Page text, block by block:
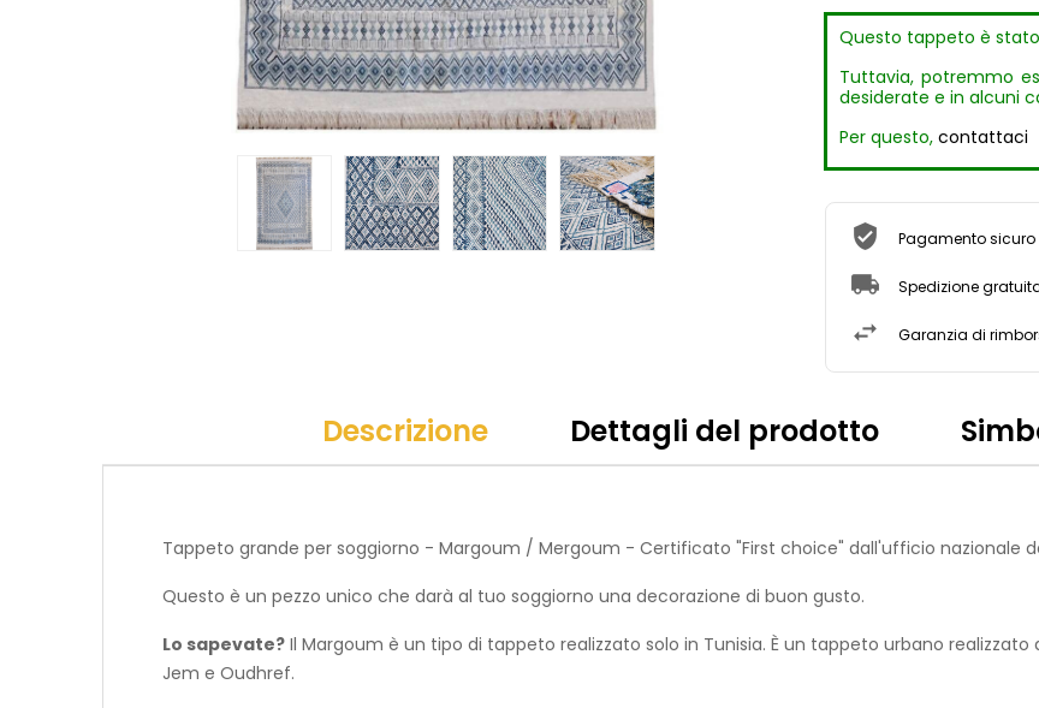
Questo tappeto è
Tuttavia, potremmo
desiderate e in alcuni
Per questo, contattaci
Pagamento sicuro
Spedizione
Garanzia di
Descrizione Dettagli del prodotto
Tappeto grande per soggiorno - Margoum / Mergoum - Certificato "First choice" dall'ufficio nazionale
Questo è un pezzo unico che darà al tuo soggiorno una decorazione di buon gusto.
Lo sapevate? Il Margoum è un tipo di tappeto realizzato solo in Tunisia. È un tappeto urbano
Jem e Oudhref.